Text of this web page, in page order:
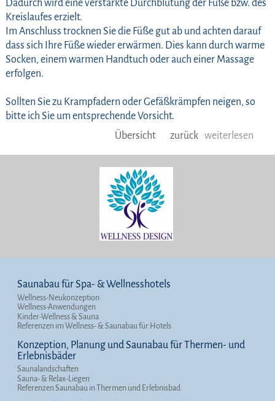
Dadurch wird eine verstärkte Durchblutung der Füße bzw. des
Kreislaufes erzielt.
Im Anschluss trocknen Sie die Füße gut ab und achten darauf
dass sich Ihre Füße wieder erwärmen. Dies kann durch warme
Socken, einem warmen Handtuch oder auch einer Massage
erfolgen.
Sollten Sie zu Krampfadern oder Gefäßkrämpfen neigen, so
bitte ich Sie um entsprechende Vorsicht.
Übersicht
zurück weiterlesen
Saunabau für Spa- & Wellnesshotels
Wellness-Neukonzeption
Wellness-Anwendungen
Kinder-Wellness & Sauna
Referenzen im Wellness- & Saunabau für Hotels
Konzeption, Planung und Saunabau für Thermen- und
Erlebnisbäder
Saunalandschaften
Sauna- & Relax-Liegen
Referenzen Saunabau in Thermen und Erlebnisbad